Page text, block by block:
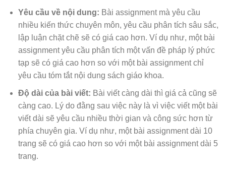
Yêu cầu về nội dung: Bài assignment mà yêu cầu
nhiều kiến thức chuyên môn, yêu cầu phân tích sâu sắc,
lập luận chặt chẽ sẽ có giá cao hơn. Ví dụ như, một bài
assignment yêu cầu phân tích một vấn đề pháp lý phức
tạp sẽ có giá cao hơn so với một bài assignment chỉ
yêu cầu tóm tắt nội dung sách giáo khoa.
Độ dài của bài viết: Bài viết càng dài thì giá cả cũng sẽ
càng cao. Lý do đằng sau việc này là vì việc viết một bài
viết dài sẽ yêu cầu nhiều thời gian và công sức hơn từ
phía chuyên gia. Ví dụ như, một bài assignment dài 10
trang sẽ có giá cao hơn so với một bài assignment dài 5
trang.